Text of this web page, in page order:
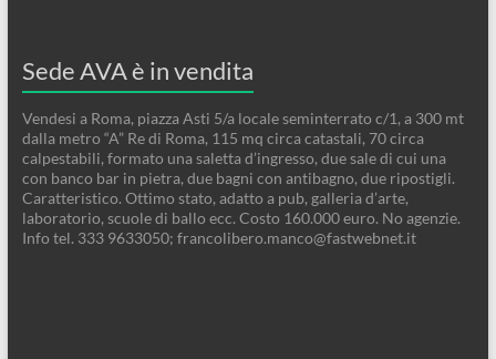
Sede AVA è in vendita
Vendesi a Roma, piazza Asti 5/a locale seminterrato c/1, a 300 mt
dalla metro “A” Re di Roma, 115 mq circa catastali, 70 circa
calpestabili, formato una saletta d’ingresso, due sale di cui una
con banco bar in pietra, due bagni con antibagno, due ripostigli.
Caratteristico. Ottimo stato, adatto a pub, galleria d’arte,
laboratorio, scuole di ballo ecc. Costo 160.000 euro. No agenzie.
Info tel. 333 9633050; francolibero.manco@fastwebnet.it